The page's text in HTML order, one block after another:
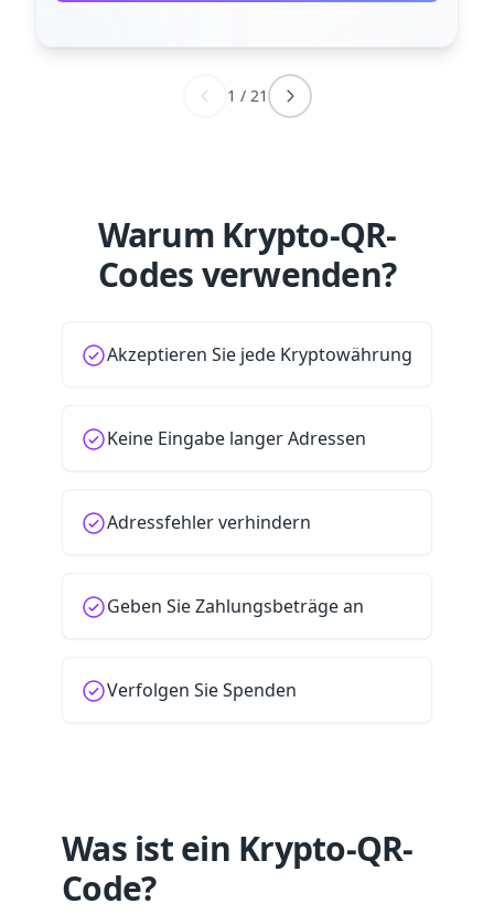
1 / 21
Warum Krypto-QR-
Codes verwenden?
Akzeptieren Sie jede Kryptowährung
Keine Eingabe langer Adressen
Adressfehler verhindern
Geben Sie Zahlungsbeträge an
Verfolgen Sie Spenden
Was ist ein Krypto-QR-
Code?